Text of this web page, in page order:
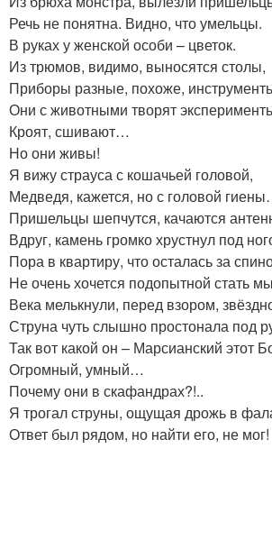
Речь не понятна. Видно, что умельцы.
В руках у женской особи – цветок.
Из трюмов, видимо, выносятся столы,
Приборы разные, похоже,
Они с животными творят
Кроят, сшивают…
Но они живы!
Я вижу страуса с кошачьей головой,
Медведя, кажется, но с головой
Пришельцы шепчутся, качаются
Вдруг, камень громко хрустнул под
Пора в квартиру, что осталась за
Не очень хочется подопытной стать
Века мелькнули, перед взором,
Струна чуть слышно простонала под
Так вот какой он – Марсианский этот
Огромный, умный…
Почему они в скафандрах?!..
Я трогал струны, ощущая дрожь в
Ответ был рядом, но найти его, не мог!